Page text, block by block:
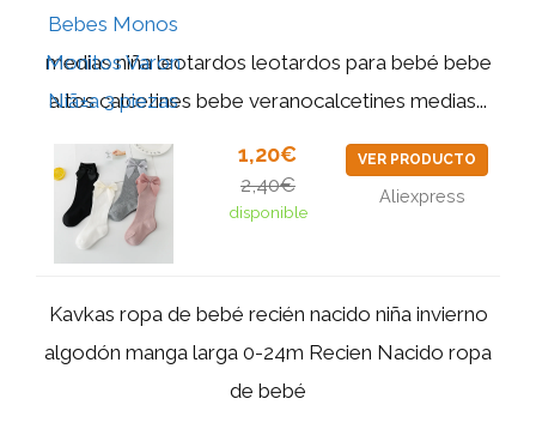
medias niña leotardos leotardos para bebé bebe
altos calcetines bebe veranocalcetines medias...
1,20€
2,40€
disponible
VER PRODUCTO
Aliexpress
Kavkas ropa de bebé recién nacido niña invierno
algodón manga larga 0-24m Recien Nacido ropa
de bebé